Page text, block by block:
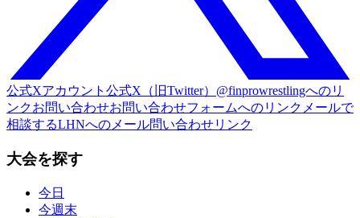
公式Xアカウント 公式X（旧Twitter）@finprowrestlingへのリ
ンクお問い合わせお問い合わせフォームへのリンク メールで
相談するLHNへのメール問い合わせリンク
大会を探す
今日
今週末